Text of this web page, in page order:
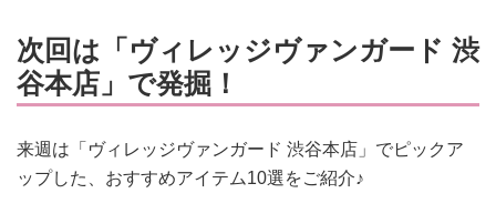
次回は「ヴィレッジヴァンガード 渋
谷本店」で発掘！
来週は「ヴィレッジヴァンガード 渋谷本店」でピックア
ップした、おすすめアイテム10選をご紹介♪